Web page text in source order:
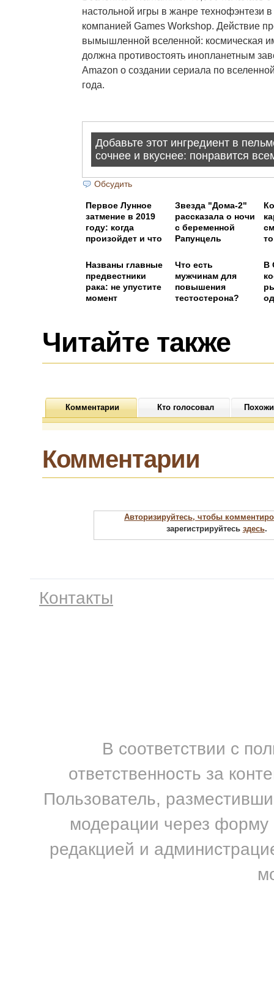
настольной игры в жанре технофэнтези
компанией Games Workshop. Действие
вымышленной вселенной: космическая
должна противостоять инопланетным
Amazon о создании сериала по
года.
Обсудить
Первое Лунное
затмение в 2019
году: когда
произойдет и что
Звезда "Дома-2"
рассказала о ночи
с беременной
Рапунцель
Названы главные
предвестники
рака: не упустите
момент
Что есть
мужчинам для
повышения
тестостерона?
В
Читайте также
Комментарии Кто голосовал
Комментарии
Авторизируйтесь, чтобы
зарегистрируйтесь здесь.
Контакты
В соответствии с
ответственность за
Пользователь,
модерации через форму
редакцией и